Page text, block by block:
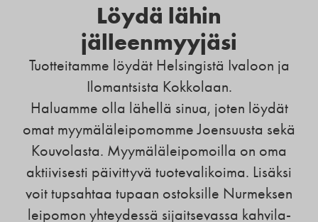
Löydä lähin
jälleenmyyjäsi
Tuotteitamme löydät Helsingistä Ivaloon ja
Ilomantsista Kokkolaan.
Haluamme olla lähellä sinua, joten löydät
omat myymäläleipomomme Joensuusta sekä
Kouvolasta. Myymäläleipomoilla on oma
aktiivisesti päivittyvä tuotevalikoima. Lisäksi
voit tupsahtaa tupaan ostoksille Nurmeksen
leipomon yhteydessä sijaitsevassa kahvila-